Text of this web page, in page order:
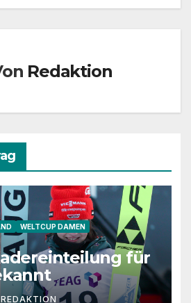
Redaktion
WELTCUP DAMEN
für
REDAKTION